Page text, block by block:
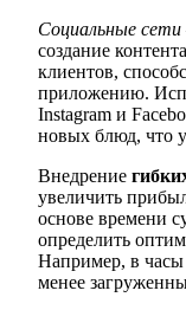
Социальные
создание
клиентов,
приложению.
Instagram и
новых блюд, что
Внедрение
увеличить
основе времени
определить
Например, в
менее